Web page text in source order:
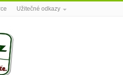
Užitečné odkazy